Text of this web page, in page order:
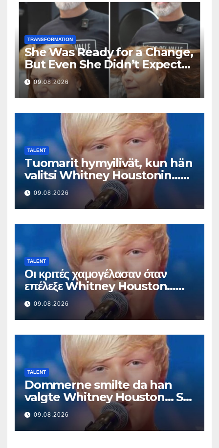
TRANSFORMATION
She Was Ready for a Change,
But Even She Didn’t Expect
This Result
09.08.2026
TALENT
Tuomarit hymyilivät, kun hän
valitsi Whitney Houstonin…
Sitten hän alkoi laulaa
09.08.2026
TALENT
Οι κριτές χαμογέλασαν όταν
επέλεξε Whitney Houston…
Μετά άρχισε να τραγουδά
09.08.2026
TALENT
Dommerne smilte da han
valgte Whitney Houston… Så
begynte han å synge
09.08.2026